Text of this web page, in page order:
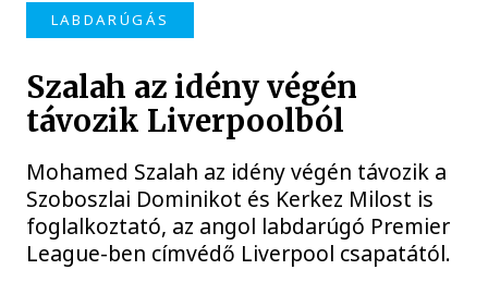
LABDARÚGÁS
Szalah az idény végén
távozik Liverpoolból
Mohamed Szalah az idény végén távozik a
Szoboszlai Dominikot és Kerkez Milost is
foglalkoztató, az angol labdarúgó Premier
League-ben címvédő Liverpool csapatától.